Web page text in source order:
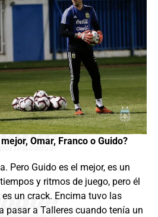
Omar, Franco o Guido?
Pero Guido es el mejor, es un
y ritmos de juego, pero él
un crack. Encima tuvo las
pasar a Talleres cuando tenía un